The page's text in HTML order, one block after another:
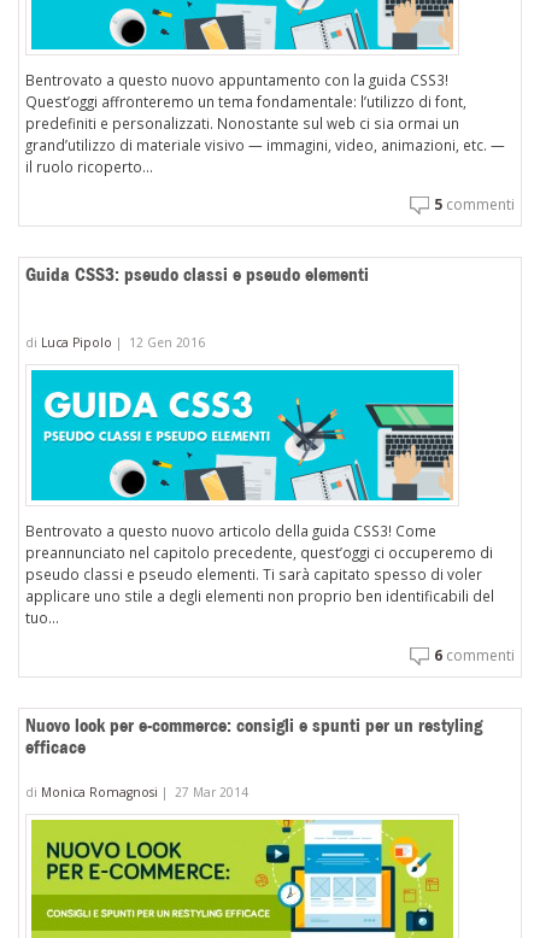
Bentrovato a questo nuovo appuntamento con la guida CSS3!
Quest’oggi affronteremo un tema fondamentale: l’utilizzo di font,
predefiniti e personalizzati. Nonostante sul web ci sia ormai un
grand’utilizzo di materiale visivo — immagini, video, animazioni, etc. —
il ruolo ricoperto...
5 commenti
Guida CSS3: pseudo classi e pseudo elementi
di Luca Pipolo | 12 Gen 2016
Bentrovato a questo nuovo articolo della guida CSS3! Come
preannunciato nel capitolo precedente, quest’oggi ci occuperemo di
pseudo classi e pseudo elementi. Ti sarà capitato spesso di voler
applicare uno stile a degli elementi non proprio ben identificabili del
tuo...
6 commenti
Nuovo look per e-commerce: consigli e spunti per un restyling
efficace
di Monica Romagnosi | 27 Mar 2014